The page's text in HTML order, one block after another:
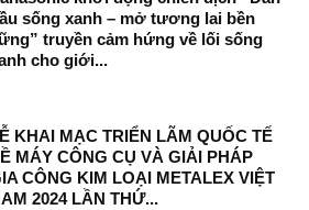
sống xanh – mở tương lai bền
truyền cảm hứng về lối sống
cho giới...
KHAI MẠC TRIỂN LÃM QUỐC TẾ
MÁY CÔNG CỤ VÀ GIẢI PHÁP
CÔNG KIM LOẠI METALEX VIỆT
2024 LẦN THỨ...